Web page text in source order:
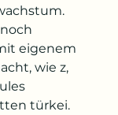
eigenem
wie z,
türkei.